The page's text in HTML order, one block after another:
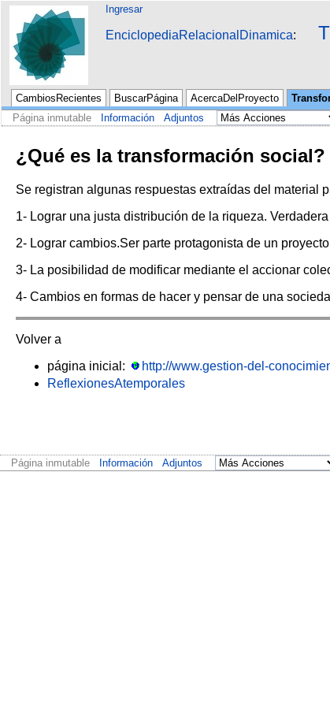
Ingresar
EnciclopediaRelacionalDinamica
CambiosRecientes BuscarPágina AcercaDelProyecto
Página inmutable
Información Adjuntos
¿Qué es la transformación social?
Se registran algunas respuestas extraídas del material
1- Lograr una justa distribución de la riqueza.
2- Lograr cambios.Ser parte protagonista de un
3- La posibilidad de modificar mediante el accionar
4- Cambios en formas de hacer y pensar de una
Volver a
página inicial:
http://www.gestion-del-
ReflexionesAtemporales
Página inmutable Información Adjuntos